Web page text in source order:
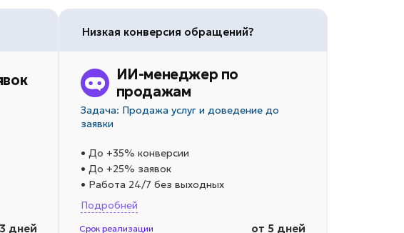
дней
Низкая конверсия обращений?
ИИ-менеджер по
продажам
Задача: Продажа услуг и доведение до
заявки
• До +35% конверсии
• До +25% заявок
• Работа 24/7 без выходных
Подробней
Срок реализации от 5 дней